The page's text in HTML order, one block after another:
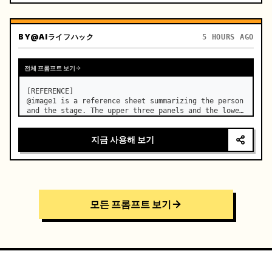
BY@AIライフハック 5 HOURS AGO
전체 프롬프트 보기
[REFERENCE]
@image1 is a reference sheet summarizing the person
and the stage. The upper three panels and the lower
the face, hair, body type, costume, and whole body
of the same woman appearing alone in the vi…
지금 사용해 보기
모든 프롬프트 보기